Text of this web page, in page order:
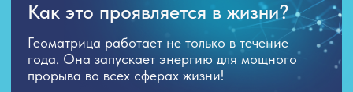
Сделаем расчёт годового
потенциала и вы получите